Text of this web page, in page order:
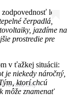
len
čerpadlá,
jazdíme na
prostredie pre
v ťažkej situácii:
je niekedy náročný,
ktorí chcú
môže znamenať